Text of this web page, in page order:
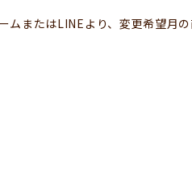
またはLINEより、変更希望月の